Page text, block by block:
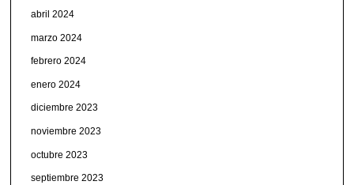
abril 2024
marzo 2024
febrero 2024
enero 2024
diciembre 2023
noviembre 2023
octubre 2023
septiembre 2023